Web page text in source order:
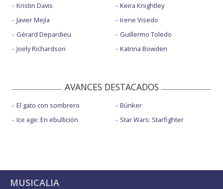
Kristin Davis
Javier Mejía
Gérard Depardieu
Joely Richardson
Keira Knightley
Irene Visedo
Guillermo Toledo
Katrina Bowden
AVANCES DESTACADOS
El gato con sombrero
Ice age: En ebullición
Búnker
Star Wars: Starfighter
MUSICALIA